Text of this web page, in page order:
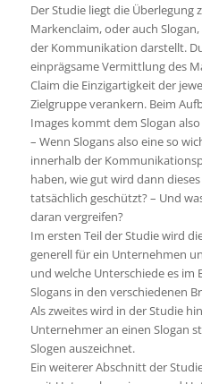
Der Studie liegt die Überlegung
Markenclaim, oder auch
der Kommunikation darstellt.
einprägsame Vermittlung des
Claim die Einzigartigkeit der
Zielgruppe verankern. Beim
Images kommt dem Slogan
– Wenn Slogans also eine so
innerhalb der
haben, wie gut wird dann
tatsächlich geschützt? – Und
daran vergreifen?
Im ersten Teil der Studie wird
generell für ein Unternehmen
und welche Unterschiede es im
Slogans in den verschiedenen
Als zweites wird in der Studie
Unternehmer an einen Slogan
Slogen auszeichnet.
Ein weiterer Abschnitt der